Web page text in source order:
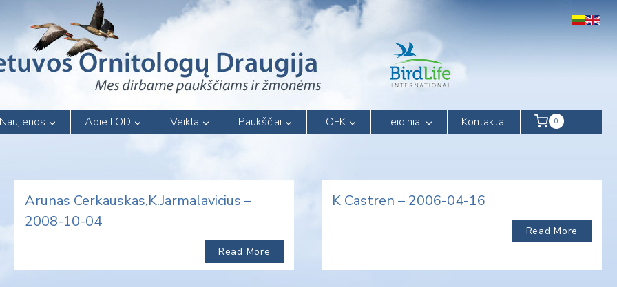
Naujienos Apie LOD Veikla Paukščiai LOFK Leidiniai Kontaktai 0
Arunas Cerkauskas,K.Jarmalavicius –
2008-10-04
Read More
K Castren – 2006-04-16
Read More